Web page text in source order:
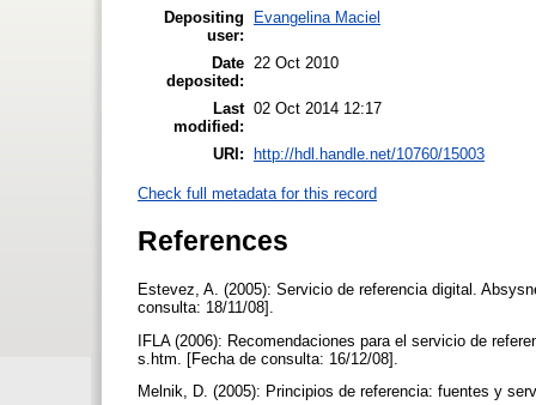
Depositing
user:
Evangelina Maciel
Date
deposited:
22 Oct 2010
Last
modified:
02 Oct 2014 12:17
URI: http://hdl.handle.net/10760/15003
Check full metadata for this record
References
Estevez, A. (2005): Servicio de referencia digital.
consulta: 18/11/08].
IFLA (2006): Recomendaciones para el servicio de
s.htm. [Fecha de consulta: 16/12/08].
Melnik, D. (2005): Principios de referencia: fuentes y